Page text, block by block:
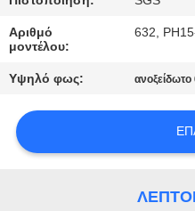
ΕΛΆΤΕ
ΣΕ
ΕΠΑΦΉ
ΖΗΤΉΣΤΕ
Αριθμό
μοντέλου:
632,
Υψηλό φως: ανοξείδωτο